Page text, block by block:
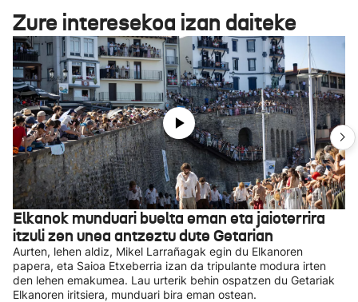
Zure interesekoa izan daiteke
Elkanok munduari buelta eman eta jaioterrira
itzuli zen unea antzeztu dute Getarian
Aurten, lehen aldiz, Mikel Larrañagak egin du Elkanoren
papera, eta Saioa Etxeberria izan da tripulante modura irten
den lehen emakumea. Lau urterik behin ospatzen du Getariak
Elkanoren iritsiera, munduari bira eman ostean.